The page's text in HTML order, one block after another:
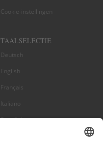
Cookie-instellingen
TAALSELECTIE
Deutsch
English
Français
Italiano
Español